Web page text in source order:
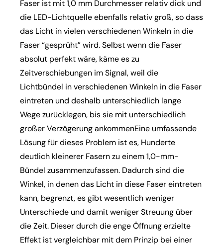
Faser ist mit 1,0 mm Durchmesser relativ dick und
die LED-Lichtquelle ebenfalls relativ groß, so dass
das Licht in vielen verschiedenen Winkeln in die
Faser “gesprüht” wird. Selbst wenn die Faser
absolut perfekt wäre, käme es zu
Zeitverschiebungen im Signal, weil die
Lichtbündel in verschiedenen Winkeln in die Faser
eintreten und deshalb unterschiedlich lange
Wege zurücklegen, bis sie mit unterschiedlich
großer Verzögerung ankommenEine umfassende
Lösung für dieses Problem ist es, Hunderte
deutlich kleinerer Fasern zu einem 1,0-mm-
Bündel zusammenzufassen. Dadurch sind die
Winkel, in denen das Licht in diese Faser eintreten
kann, begrenzt, es gibt wesentlich weniger
Unterschiede und damit weniger Streuung über
die Zeit. Dieser durch die enge Öffnung erzielte
Effekt ist vergleichbar mit dem Prinzip bei einer